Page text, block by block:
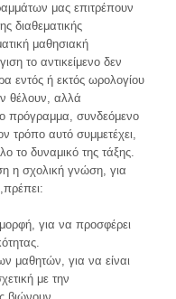
μας επιτρέπουν
διαθεματικής
μαθησιακή
το αντικείμενο δεν
εντός ή εκτός ωρολογίου
θέλουν, αλλά
πρόγραμμα, συνδεόμενο
τρόπο αυτό συμμετέχει,
το δυναμικό της τάξης.
η σχολική γνώση, για
για να προσφέρει
μαθητών, για να είναι
με την